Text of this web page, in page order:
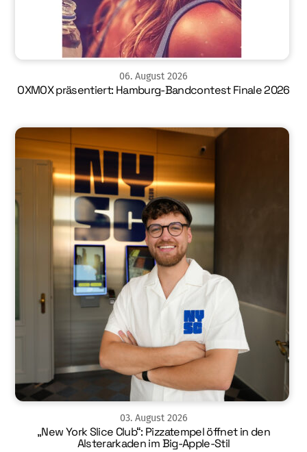
06. August 2026
OXMOX präsentiert: Hamburg-Bandcontest Finale 2026
03. August 2026
„New York Slice Club“: Pizzatempel öffnet in den
Alsterarkaden im Big-Apple-Stil